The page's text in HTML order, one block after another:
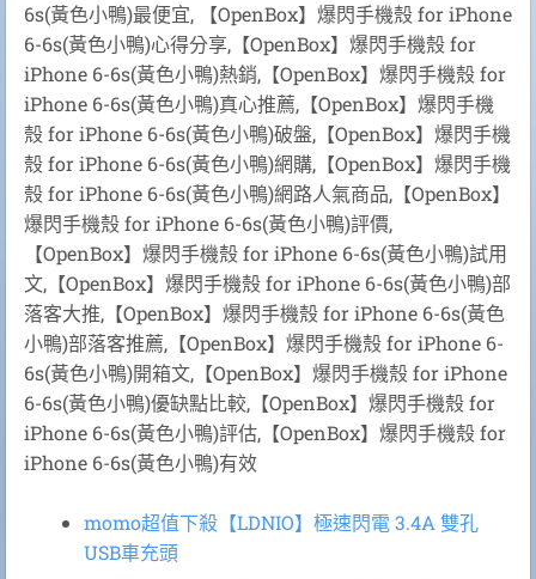
6s(黃色小鴨)最便宜, 【OpenBox】爆閃手機殼 for iPhone
6-6s(黃色小鴨)心得分享,【OpenBox】爆閃手機殼 for
iPhone 6-6s(黃色小鴨)熱銷,【OpenBox】爆閃手機殼 for
iPhone 6-6s(黃色小鴨)真心推薦,【OpenBox】爆閃手機
殼 for iPhone 6-6s(黃色小鴨)破盤,【OpenBox】爆閃手機
殼 for iPhone 6-6s(黃色小鴨)網購,【OpenBox】爆閃手機
殼 for iPhone 6-6s(黃色小鴨)網路人氣商品,【OpenBox】
爆閃手機殼 for iPhone 6-6s(黃色小鴨)評價,
【OpenBox】爆閃手機殼 for iPhone 6-6s(黃色小鴨)試用
文,【OpenBox】爆閃手機殼 for iPhone 6-6s(黃色小鴨)部
落客大推,【OpenBox】爆閃手機殼 for iPhone 6-6s(黃色
小鴨)部落客推薦,【OpenBox】爆閃手機殼 for iPhone 6-
6s(黃色小鴨)開箱文,【OpenBox】爆閃手機殼 for iPhone
6-6s(黃色小鴨)優缺點比較,【OpenBox】爆閃手機殼 for
iPhone 6-6s(黃色小鴨)評估,【OpenBox】爆閃手機殼 for
iPhone 6-6s(黃色小鴨)有效
momo超值下殺【LDNIO】極速閃電 3.4A 雙孔
USB車充頭